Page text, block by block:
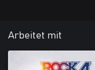
Arbeitet mit